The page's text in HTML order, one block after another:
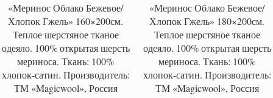
«Меринос Облако Бежевое/
Хлопок Гжель» 160×200см.
Теплое шерстяное тканое
одеяло. 100% открытая шерсть
мериноса. Ткань: 100%
хлопок-сатин. Производитель:
ТМ «Magicwool», Россия
«Меринос Облако Бежевое/
Хлопок Гжель» 180×200см.
Теплое шерстяное тканое
одеяло. 100% открытая шерсть
мериноса. Ткань: 100%
хлопок-сатин. Производитель:
ТМ «Magicwool», Россия